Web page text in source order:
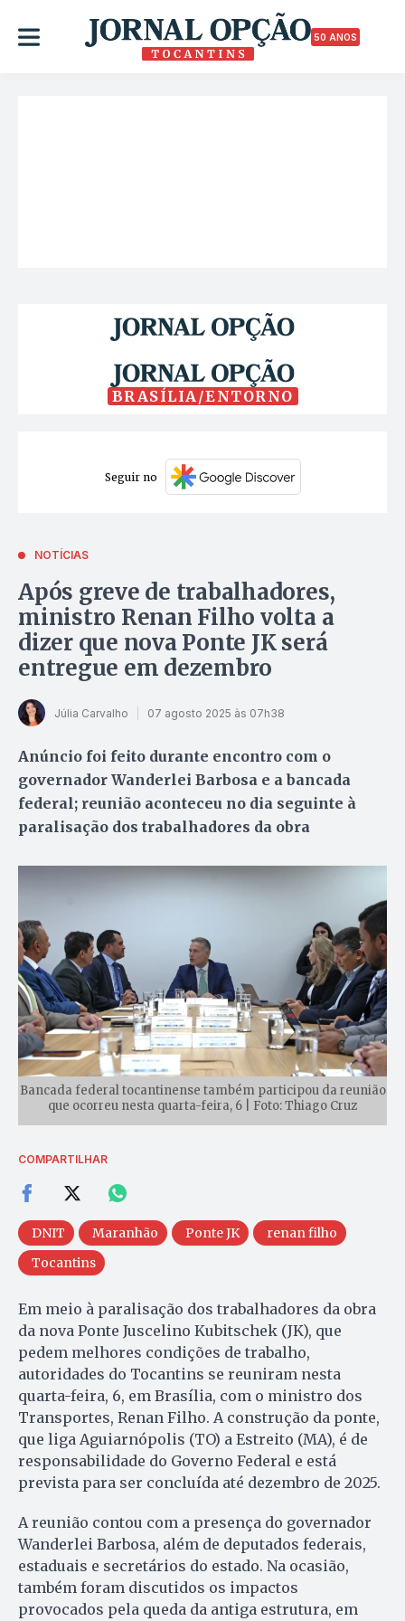
50 ANOS
BRASÍLIA/ENTORNO
Seguir no
NOTÍCIAS
Após greve de trabalhadores,
ministro Renan Filho volta a
dizer que nova Ponte JK será
entregue em dezembro
Júlia Carvalho 07 agosto 2025 às 07h38
Anúncio foi feito durante encontro com o
governador Wanderlei Barbosa e a bancada
federal; reunião aconteceu no dia seguinte à
paralisação dos trabalhadores da obra
Bancada federal tocantinense também participou da reunião
que ocorreu nesta quarta-feira, 6 | Foto: Thiago Cruz
COMPARTILHAR
DNIT Maranhão Ponte JK
renan filho
Tocantins
Em meio à paralisação dos trabalhadores da obra
da nova Ponte Juscelino Kubitschek (JK), que
pedem melhores condições de trabalho,
autoridades do Tocantins se reuniram nesta
quarta-feira, 6, em Brasília, com o ministro dos
Transportes, Renan Filho. A construção da ponte,
que liga Aguiarnópolis (TO) a Estreito (MA), é de
responsabilidade do Governo Federal e está
prevista para ser concluída até dezembro de 2025.
A reunião contou com a presença do governador
Wanderlei Barbosa, além de deputados federais,
estaduais e secretários do estado. Na ocasião,
também foram discutidos os impactos
provocados pela queda da antiga estrutura, em